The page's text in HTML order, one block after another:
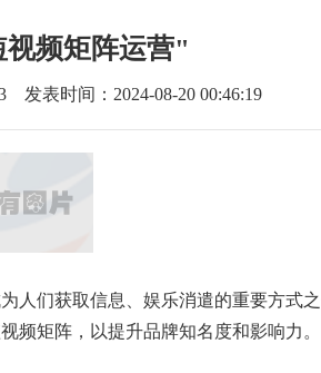
频矩阵运营"
发表时间：2024-08-20 00:46:19
人们获取信息、娱乐消遣的重要方式
频矩阵，以提升品牌知名度和影响力。